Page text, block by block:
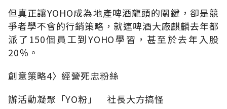
但真正讓YOHO成為地產啤酒龍頭的關鍵，卻是競
爭者學不會的行銷策略，就連啤酒大廠麒麟去年都
派了150個員工到YOHO學習，甚至於去年入股
20％。
創意策略4〉經營死忠粉絲
辦活動凝聚「YO粉」 社長大方搞怪